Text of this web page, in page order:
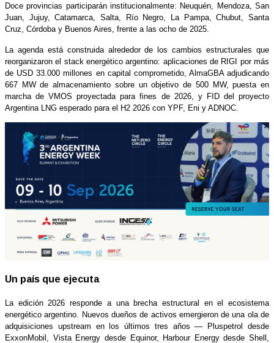
Doce provincias participarán institucionalmente: Neuquén, Mendoza, San
Juan, Jujuy, Catamarca, Salta, Río Negro, La Pampa, Chubut, Santa
Cruz, Córdoba y Buenos Aires, frente a las ocho de 2025.
La agenda está construida alrededor de los cambios estructurales que
reorganizaron el stack energético argentino: aplicaciones de RIGI por más
de USD 33.000 millones en capital comprometido, AlmaGBA adjudicando
667 MW de almacenamiento sobre un objetivo de 500 MW, puesta en
marcha de VMOS proyectada para fines de 2026, y FID del proyecto
Argentina LNG esperado para el H2 2026 con YPF, Eni y ADNOC.
Un país que ejecuta
La edición 2026 responde a una brecha estructural en el ecosistema
energético argentino. Nuevos dueños de activos emergieron de una ola de
adquisiciones upstream en los últimos tres años — Pluspetrol desde
ExxonMobil, Vista Energy desde Equinor, Harbour Energy desde Shell,